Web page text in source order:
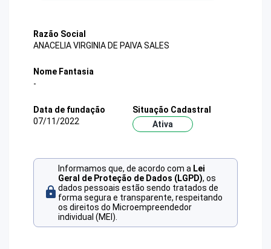
Razão Social
ANACELIA VIRGINIA DE PAIVA SALES
Nome Fantasia
-
Data de fundação
07/11/2022
Situação Cadastral
Ativa
Informamos que, de acordo com a Lei
Geral de Proteção de Dados (LGPD), os
dados pessoais estão sendo tratados de
forma segura e transparente, respeitando
os direitos do Microempreendedor
individual (MEI).